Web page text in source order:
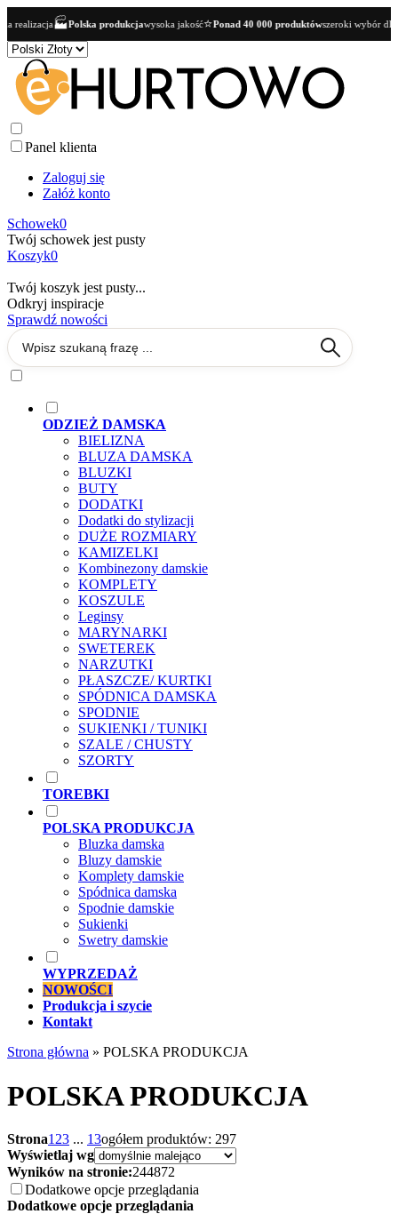
produkcjawysoka jakość⭐Ponad 40 000 produktówszeroki wybór dla butików👥Oferta
Panel klienta
Zaloguj się
Załóż konto
Schowek0
Twój schowek jest pusty
Koszyk0
Twój koszyk jest pusty...
Odkryj inspiracje
Sprawdź nowości
ODZIEŻ DAMSKA
BIELIZNA
BLUZA DAMSKA
BLUZKI
BUTY
DODATKI
Dodatki do stylizacji
DUŻE ROZMIARY
KAMIZELKI
Kombinezony damskie
KOMPLETY
KOSZULE
Leginsy
MARYNARKI
SWETEREK
NARZUTKI
PŁASZCZE/ KURTKI
SPÓDNICA DAMSKA
SPODNIE
SUKIENKI / TUNIKI
SZALE / CHUSTY
SZORTY
TOREBKI
POLSKA PRODUKCJA
Bluzka damska
Bluzy damskie
Komplety damskie
Spódnica damska
Spodnie damskie
Sukienki
Swetry damskie
WYPRZEDAŻ
NOWOŚCI
Produkcja i szycie
Kontakt
Strona główna » POLSKA PRODUKCJA
POLSKA PRODUKCJA
Strona1 23 ... 13ogółem produktów: 297
Wyświetlaj wg
Wyników na stronie:244872
Dodatkowe opcje przeglądania
Dodatkowe opcje przeglądania